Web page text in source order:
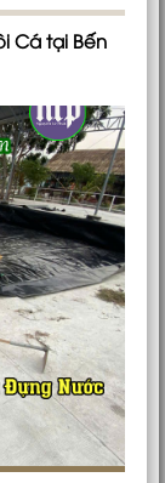
Cá tại Bến